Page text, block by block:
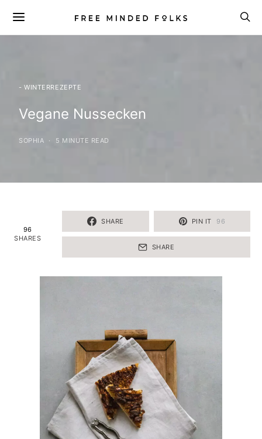
- WINTERREZEPTE
Vegane Nussecken
SOPHIA 5 MINUTE READ
96
SHARES
SHARE PIN IT 96
SHARE